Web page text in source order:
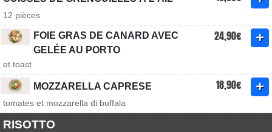
12 pièces
FOIE GRAS DE CANARD AVEC
GELÉE AU PORTO
24,90€
et toast
MOZZARELLA CAPRESE 18,90€
tomates et mozzarella di buffala
RISOTTO